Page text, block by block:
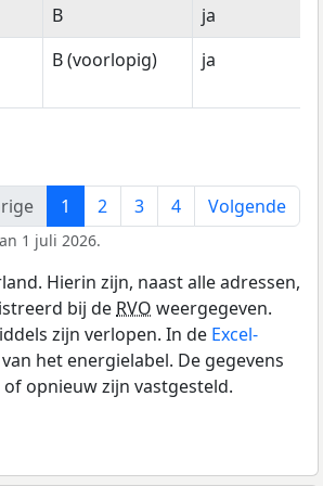
B
ja
B (voorlopig) ja
1 2 3 4 Volgende
1 juli 2026.
Hierin zijn, naast alle adressen,
bij de RVO weergegeven.
zijn verlopen. In de Excel-
het energielabel. De gegevens
opnieuw zijn vastgesteld.